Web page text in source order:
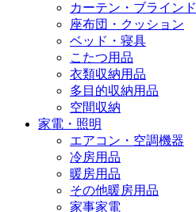
カーテン・ブラインド
座布団・クッション
ベッド・寝具
こたつ用品
衣類収納用品
多目的収納用品
空間収納
家電・照明
エアコン・空調機器
冷房用品
暖房用品
その他暖房用品
家事家電